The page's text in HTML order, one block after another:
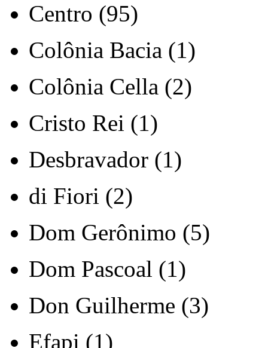
Centro (95)
Colônia Bacia (1)
Colônia Cella (2)
Cristo Rei (1)
Desbravador (1)
di Fiori (2)
Dom Gerônimo (5)
Dom Pascoal (1)
Don Guilherme (3)
Efapi (1)